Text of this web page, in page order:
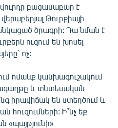
բացասաբար է
Թուրքիայի
ծրագրի: Դա նման է
ուզում են խոսել
ոչ:
ոմանք կանխագուշակում
և տնտեսական
իրավիճակ են ստեղծում և
հուզումների: Ի՞նչ եք
«պայթյունի»